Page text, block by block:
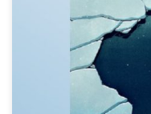
Ce roman allie la glace et le
grande sœur Sarah, disparue
sur ses traces dans ce pays à
réchauffement climatique. A